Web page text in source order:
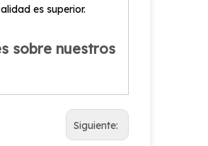
es superior.
sobre nuestros
Siguiente: